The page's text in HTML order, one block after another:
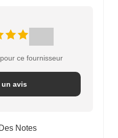
ce fournisseur
un avis
Notes